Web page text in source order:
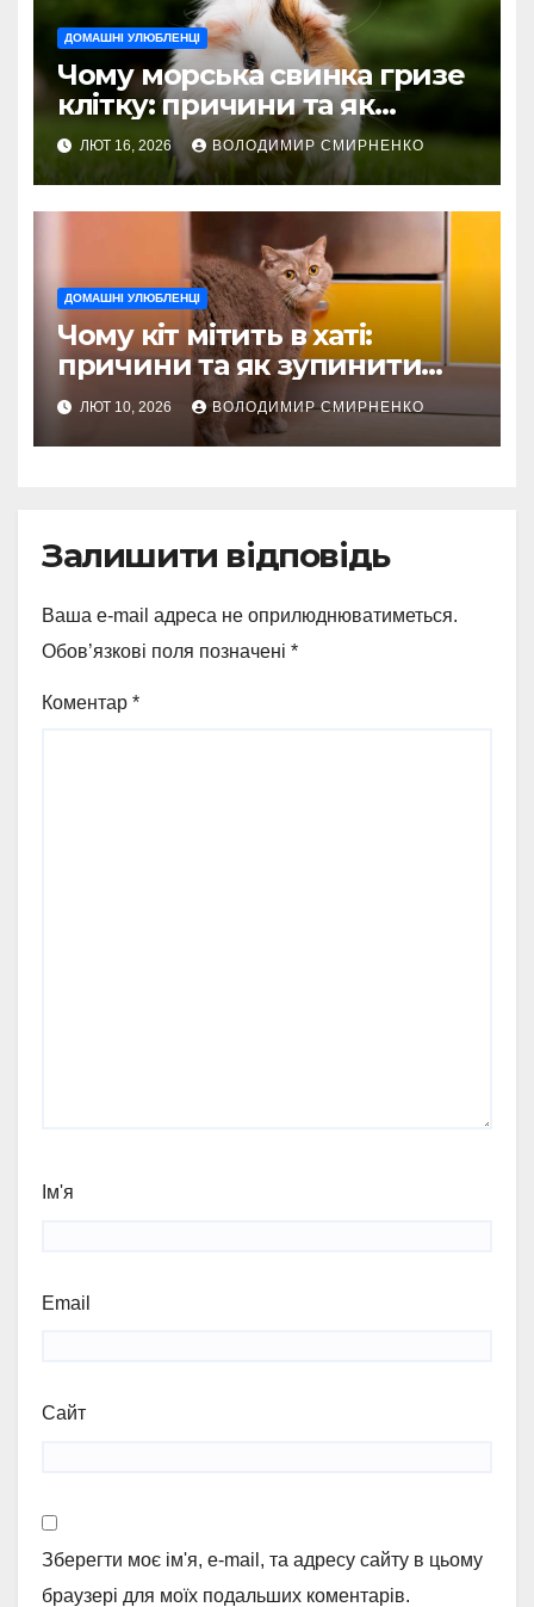
ДОМАШНІ УЛЮБЛЕНЦІ
Чому морська свинка гризе
клітку: причини та як
зупинити
ЛЮТ 16, 2026 ВОЛОДИМИР СМИРНЕНКО
ДОМАШНІ УЛЮБЛЕНЦІ
Чому кіт мітить в хаті:
причини та як зупинити
назавжди
ЛЮТ 10, 2026 ВОЛОДИМИР СМИРНЕНКО
Залишити відповідь
Ваша e-mail адреса не оприлюднюватиметься.
Обов’язкові поля позначені *
Коментар *
Ім'я
Email
Сайт
Зберегти моє ім'я, e-mail, та адресу сайту в цьому
браузері для моїх подальших коментарів.